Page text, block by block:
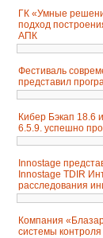
ГК «Умные
подход
АПК
Фестиваль
представил
Кибер Бэкап 18.6
6.5.9. успешно
Innostage
Innostage TDIR
расследования
Компания
системы